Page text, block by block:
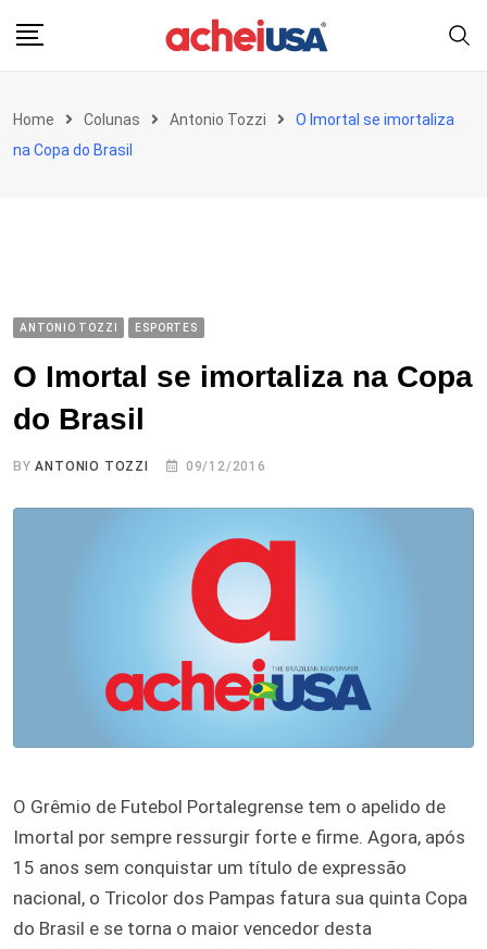
Home Colunas Antonio Tozzi
O Imortal se imortaliza
na Copa do Brasil
ANTONIO TOZZI ESPORTES
O Imortal se imortaliza na Copa
do Brasil
BYANTONIO TOZZI 09/12/2016
O Grêmio de Futebol Portalegrense tem o apelido de
Imortal por sempre ressurgir forte e firme. Agora, após
15 anos sem conquistar um título de expressão
nacional, o Tricolor dos Pampas fatura sua quinta Copa
do Brasil e se torna o maior vencedor desta